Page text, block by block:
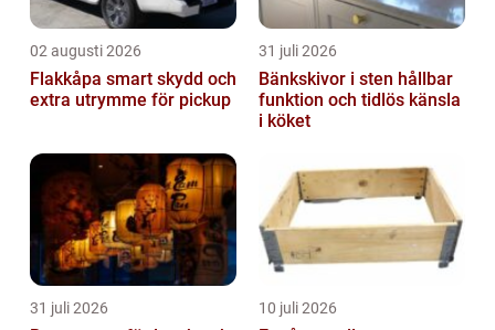
02 augusti 2026
Flakkåpa smart skydd och
extra utrymme för pickup
31 juli 2026
Bänkskivor i sten hållbar
funktion och tidlös känsla
i köket
31 juli 2026 10 juli 2026